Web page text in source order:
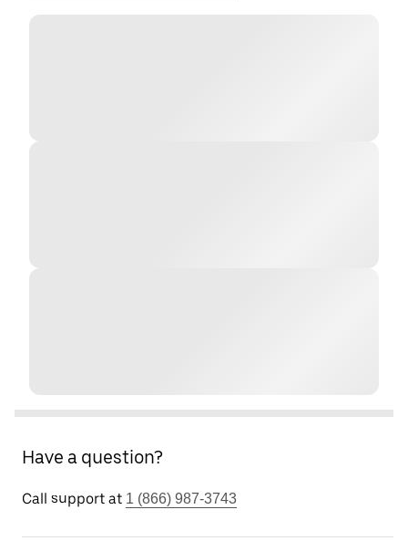
Have a question?
Call support at 1 (866) 987-3743